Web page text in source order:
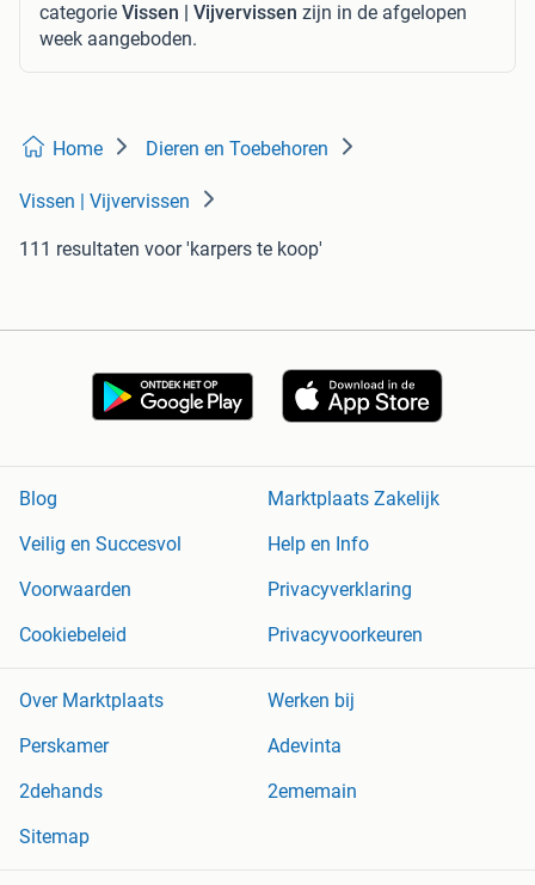
categorie Vissen | Vijvervissen zijn in de afgelopen
week aangeboden.
Home Dieren en Toebehoren
Vissen | Vijvervissen
111 resultaten voor 'karpers te koop'
Blog
Marktplaats Zakelijk
Veilig en Succesvol
Help en Info
Voorwaarden
Privacyverklaring
Cookiebeleid
Privacyvoorkeuren
Over Marktplaats
Werken bij
Perskamer
Adevinta
2dehands
2ememain
Sitemap